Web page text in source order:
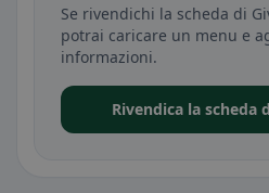
Se rivendichi la scheda di
potrai caricare un menu e
informazioni.
Rivendica la scheda